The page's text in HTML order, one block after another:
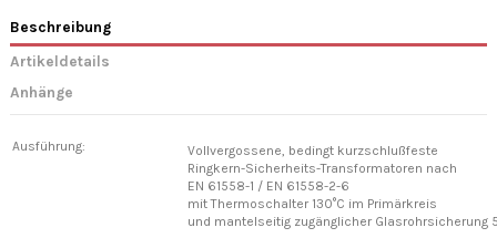
Beschreibung
Artikeldetails
Anhänge
Ausführung:
Vollvergossene, bedingt kurzschlußfeste
Ringkern-Sicherheits-Transformatoren nach
EN 61558-1 / EN 61558-2-6
mit Thermoschalter 130°C im Primärkreis
und mantelseitig zugänglicher Glasrohrsicherung